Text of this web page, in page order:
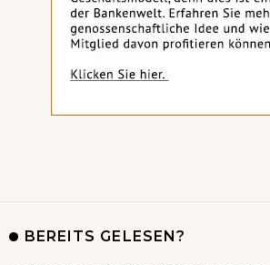
BEREITS GELESEN?